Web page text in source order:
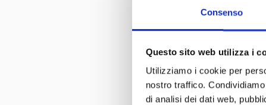
Consenso
Questo sito web utilizza i
Utilizziamo i cookie per
nostro traffico.
di analisi dei dati web,